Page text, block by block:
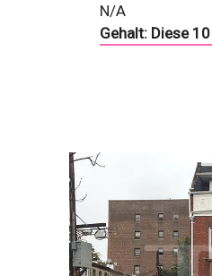
N/A
Gehalt: Diese